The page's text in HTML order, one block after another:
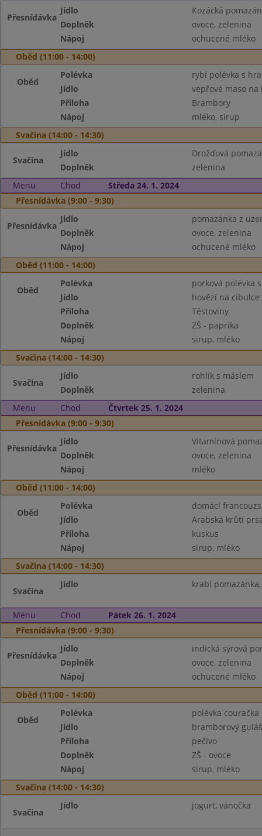
Přesnídávka
Jídlo
Kozácká
Doplněk
ovoce, zelenina
Nápoj
ochucené mléko
Oběd (11:00 - 14:00)
Oběd
Polévka
rybí polévka s
Jídlo
vepřové maso na
Příloha
Brambory
Nápoj
mléko, sirup
Svačina (14:00 - 14:30)
Svačina
Jídlo
Drožďová
Doplněk
zelenina
Menu
Chod
Středa 24. 1. 2024
Přesnídávka (9:00 - 9:30)
Přesnídávka
Jídlo
pomazánka z
Doplněk
ovoce, zelenina
Nápoj
ochucené mléko
Oběd (11:00 - 14:00)
Oběd
Polévka
porková polévka
Jídlo
hovězí na cibulce
Příloha
Těstoviny
Doplněk
ZŠ - paprika
Nápoj
sirup, mléko
Svačina (14:00 - 14:30)
Svačina
Jídlo
rohlík s máslem
Doplněk
zelenina
Menu
Chod
Čtvrtek 25. 1. 2024
Přesnídávka (9:00 - 9:30)
Přesnídávka
Jídlo
Vitamínová
Doplněk
ovoce, zelenina
Nápoj
mléko
Oběd (11:00 - 14:00)
Oběd
Polévka
domácí
Jídlo
Arabská krůtí
Příloha
kuskus
Nápoj
sirup, mléko
Svačina (14:00 - 14:30)
Svačina
Jídlo krabí
Menu Chod
Pátek 26. 1. 2024
Přesnídávka (9:00 - 9:30)
Přesnídávka
Jídlo
indická sýrová
Doplněk
ovoce, zelenina
Nápoj
ochucené mléko
Oběd (11:00 - 14:00)
Oběd
Polévka
polévka couračka
Jídlo
bramborový
Příloha
pečivo
Doplněk
ZŠ - ovoce
Nápoj
sirup, mléko
Svačina (14:00 - 14:30)
Svačina
Jídlo jogurt, vánočka